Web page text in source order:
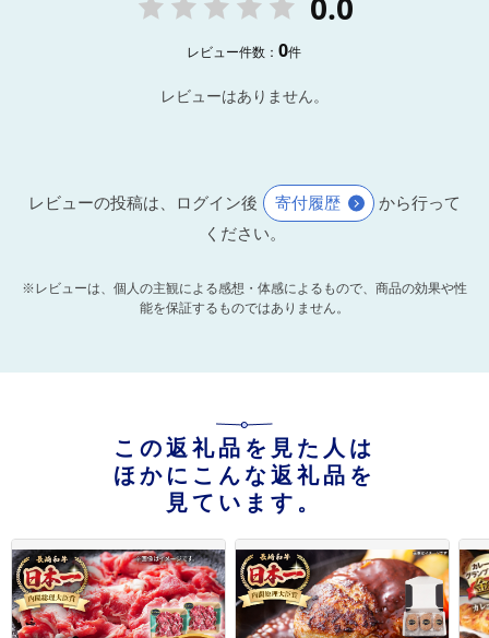
レビュー件数：0件
レビューはありません。
レビューの投稿は、ログイン後 寄付履歴
から行って
ください。
※レビューは、個人の主観による感想・体感によるもので、商品の効果や性
能を保証するものではありません。
この返礼品を見た人は
ほかにこんな返礼品を
見ています。